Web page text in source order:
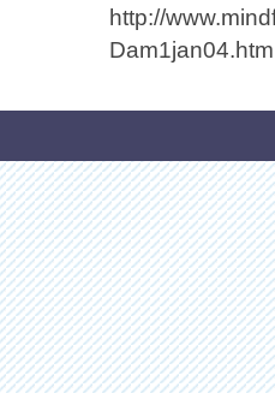
http://
Dam1jan04.htm